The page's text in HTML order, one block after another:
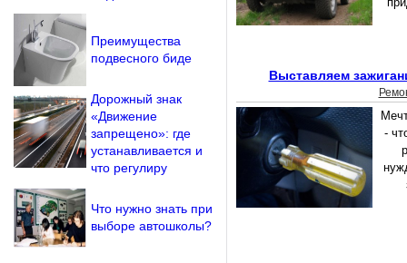
Выставляем
-
Преимущества
подвесного биде
Дорожный знак
«Движение
запрещено»: где
устанавливается и
что регулиру
Что нужно знать при
выборе автошколы?